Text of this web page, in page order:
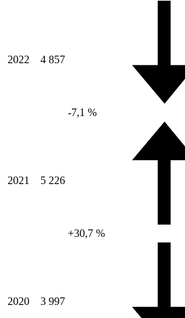
2022 4 857
-7,1 %
2021 5 226
+30,7 %
2020 3 997